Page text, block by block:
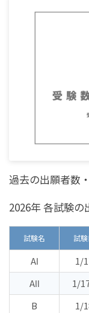
過去の出願者数
2026年 各試験の
試験名 試験
AⅠ 1/
AⅡ
1/
B
1/